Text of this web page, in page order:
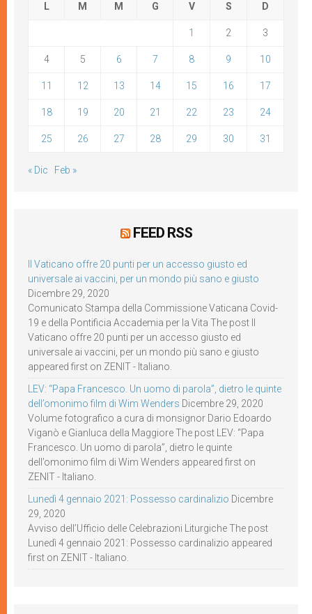
L M M G V S D
1 2 3
4 5 6 7 8 9 10
11 12 13 14 15 16 17
18 19 20 21 22 23 24
25 26 27 28 29 30 31
« Dic Feb »
FEED RSS
Il Vaticano offre 20 punti per un accesso giusto ed
universale ai vaccini, per un mondo più sano e giusto
Dicembre 29, 2020
Comunicato Stampa della Commissione Vaticana Covid-
19 e della Pontificia Accademia per la Vita The post Il
Vaticano offre 20 punti per un accesso giusto ed
universale ai vaccini, per un mondo più sano e giusto
appeared first on ZENIT - Italiano.
LEV: “Papa Francesco. Un uomo di parola”, dietro le quinte
dell’omonimo film di Wim Wenders Dicembre 29, 2020
Volume fotografico a cura di monsignor Dario Edoardo
Viganò e Gianluca della Maggiore The post LEV: “Papa
Francesco. Un uomo di parola”, dietro le quinte
dell’omonimo film di Wim Wenders appeared first on
ZENIT - Italiano.
Lunedì 4 gennaio 2021: Possesso cardinalizio Dicembre
29, 2020
Avviso dell’Ufficio delle Celebrazioni Liturgiche The post
Lunedì 4 gennaio 2021: Possesso cardinalizio appeared
first on ZENIT - Italiano.